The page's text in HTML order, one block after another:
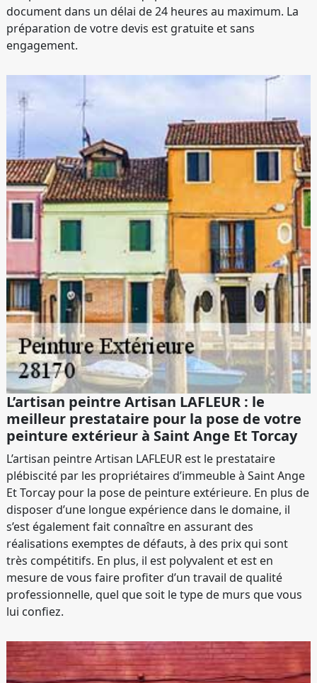
document dans un délai de 24 heures au maximum. La
préparation de votre devis est gratuite et sans
engagement.
L’artisan peintre Artisan LAFLEUR : le
meilleur prestataire pour la pose de votre
peinture extérieur à Saint Ange Et Torcay
L’artisan peintre Artisan LAFLEUR est le prestataire
plébiscité par les propriétaires d’immeuble à Saint Ange
Et Torcay pour la pose de peinture extérieure. En plus de
disposer d’une longue expérience dans le domaine, il
s’est également fait connaître en assurant des
réalisations exemptes de défauts, à des prix qui sont
très compétitifs. En plus, il est polyvalent et est en
mesure de vous faire profiter d’un travail de qualité
professionnelle, quel que soit le type de murs que vous
lui confiez.